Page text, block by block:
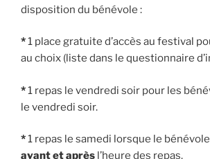
disposition du bénévole :
*1 place gratuite d’accès au festival
au choix (liste dans le questionnaire
*1 repas le vendredi soir pour les
le vendredi soir.
*1 repas le samedi lorsque le
avant et après l’heure des repas.